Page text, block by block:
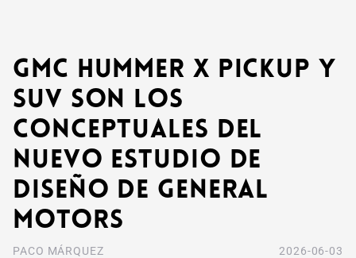
GMC HUMMER X pickup y
SUV son los
conceptuales del
nuevo estudio de
diseño de General
Motors
PACO MÁRQUEZ 2026-06-03